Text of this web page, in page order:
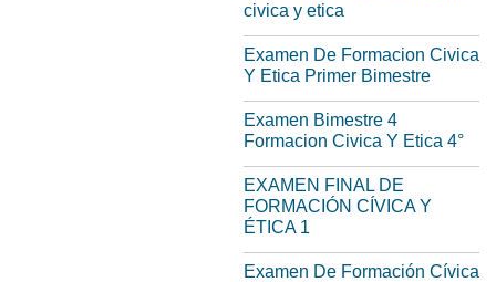
civica y etica
Examen De Formacion Civica
Y Etica Primer Bimestre
Examen Bimestre 4
Formacion Civica Y Etica 4°
EXAMEN FINAL DE
FORMACIÓN CÍVICA Y
ÉTICA 1
Examen De Formación Cívica